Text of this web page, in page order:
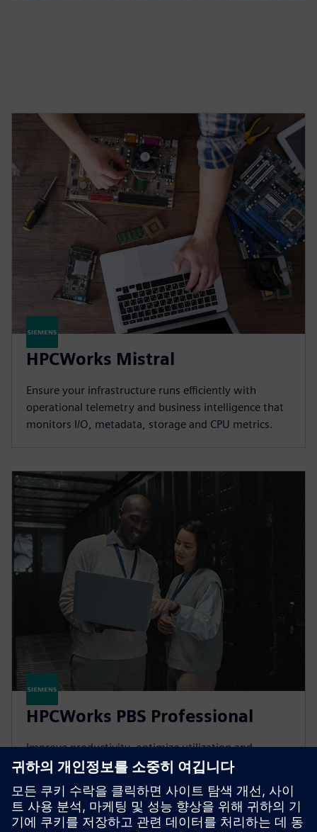
HPCWorks Mistral
Ensure your infrastructure runs efficiently with
operational telemetry and business intelligence that
monitors I/O, metadata, storage and CPU metrics.
HPCWorks PBS Professional
Improve productivity, optimize utilization and
simplify cluster and cloud administration — from the
throughput jobs.